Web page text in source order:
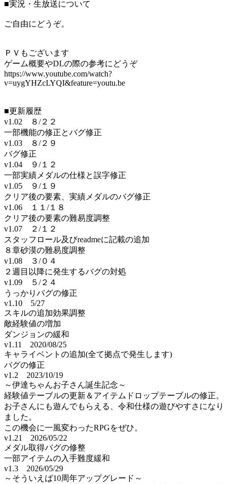
■実況・生放送について
ご自由にどうぞ。
ＰＶもございます
ゲーム概要やDLの際の参考にどうぞ
https://www.youtube.com/watch?
v=uygYHZcLYQI&feature=youtu.be
■更新履歴
v1.02 ８/２２
一部機能の修正とバグ修正
v1.03 ８/２９
バグ修正
v1.04 ９/１２
一部実績メダルの仕様と誤字修正
v1.05 ９/１９
クリア後の要素、実績メダルのバグ修正
v1.06 １１/１８
クリア後の要素の難易度調整
v1.07 ２/１２
スタッフロール及びreadmeに記載の追加
８章砂漠の難易度調整
v1.08 ３/０４
２週目以降に発生するバグの対処
v1.09 ５/２４
うっかりバグの修正
v1.10 5/27
スキルの追加効果調整
敵経験値の増加
ダンジョンの緩和
v1.11 2020/08/25
キャライベントの追加(全て拠点で発生します)
バグの修正
v1.2 2023/10/19
～伊達ちゃんお子さん誕生記念～
経験値テーブルの更新＆アイテムドロップテーブルの修正。
お子さんにも遊んでもらえる、令和仕様の遊びやすさになり
ました。
この機会に一風変わったRPGをぜひ。
v1.21 2026/05/22
メダル取得バグの修整
一部アイテムの入手難度緩和
v1.3 2026/05/29
～そういえば10周年アップグレード～